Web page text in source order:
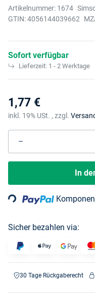
Artikelnummer: 1674
GTIN:4056144039662
Sofort verfügbar
Lieferzeit: 1 - 2 Werktage
1,77 €
inkl. 19% USt. , zzgl.
In
Loading...
Sicher bezahlen via:
30 Tage Rückgaberecht